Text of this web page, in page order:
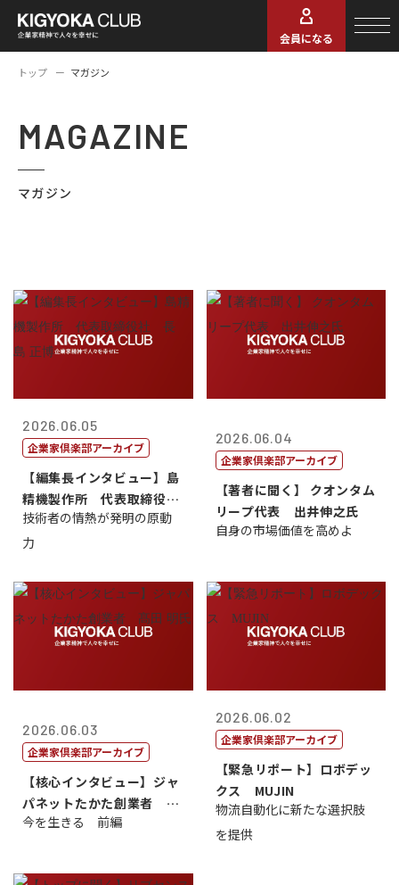
会員になる
トップ マガジン
MAGAZINE
マガジン
2026.06.05
企業家倶楽部アーカイブ
【編集長インタビュー】島
精機製作所 代表取締役
社 長 島 正...
技術者の情熱が発明の原動
力
2026.06.04
企業家倶楽部アーカイブ
【著者に聞く】 クオンタム
リープ代表 出井伸之氏
自身の市場価値を高めよ
2026.06.03
企業家倶楽部アーカイブ
【核心インタビュー】ジャ
パネットたかた創業者 髙
田 明氏
今を生きる 前編
2026.06.02
企業家倶楽部アーカイブ
【緊急リポート】ロボデッ
クス MUJIN
物流自動化に新たな選択肢
を提供